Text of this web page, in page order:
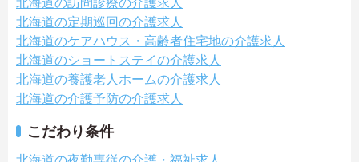
北海道の定期巡回の介護求人
北海道のケアハウス・高齢者住宅地の介護求人
北海道のショートステイの介護求人
北海道の養護老人ホームの介護求人
北海道の介護予防の介護求人
こだわり条件